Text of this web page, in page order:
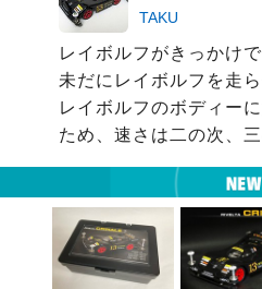
TAKU
レイボルフがきっかけ
未だにレイボルフを走ら
レイボルフのボディー
ため、速さは二の次、